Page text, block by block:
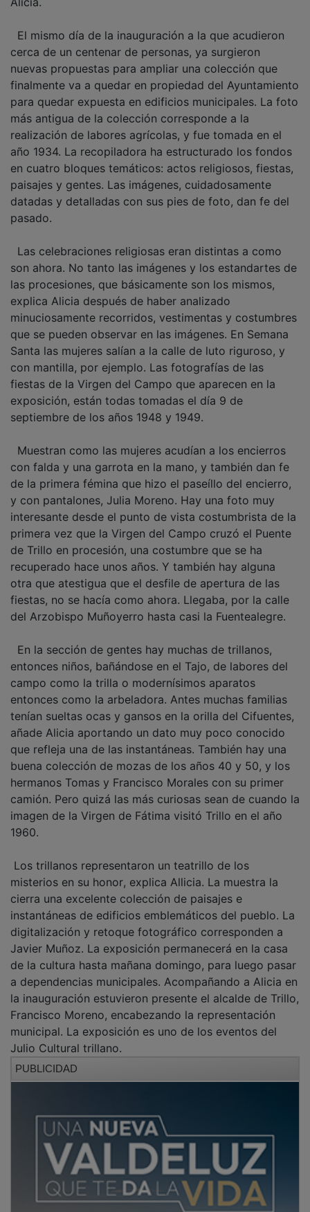
cerca de un centenar de personas, ya surgieron
nuevas propuestas para ampliar una colección que
finalmente va a quedar en propiedad del Ayuntamiento
para quedar expuesta en edificios municipales. La foto
más antigua de la colección corresponde a la
realización de labores agrícolas, y fue tomada en el
año 1934. La recopiladora ha estructurado los fondos
en cuatro bloques temáticos: actos religiosos, fiestas,
paisajes y gentes. Las imágenes, cuidadosamente
datadas y detalladas con sus pies de foto, dan fe del
pasado.
son ahora. No tanto las imágenes y los estandartes de
las procesiones, que básicamente son los mismos,
explica Alicia después de haber analizado
minuciosamente recorridos, vestimentas y costumbres
que se pueden observar en las imágenes. En Semana
Santa las mujeres salían a la calle de luto riguroso, y
con mantilla, por ejemplo. Las fotografías de las
fiestas de la Virgen del Campo que aparecen en la
exposición, están todas tomadas el día 9 de
septiembre de los años 1948 y 1949.
con falda y una garrota en la mano, y también dan fe
de la primera fémina que hizo el paseíllo del encierro,
y con pantalones, Julia Moreno. Hay una foto muy
interesante desde el punto de vista costumbrista de la
primera vez que la Virgen del Campo cruzó el Puente
de Trillo en procesión, una costumbre que se ha
recuperado hace unos años. Y también hay alguna
otra que atestigua que el desfile de apertura de las
fiestas, no se hacía como ahora. Llegaba, por la calle
del Arzobispo Muñoyerro hasta casi la Fuentealegre.
entonces niños, bañándose en el Tajo, de labores del
campo como la trilla o modernísimos aparatos
entonces como la arbeladora. Antes muchas familias
tenían sueltas ocas y gansos en la orilla del Cifuentes,
añade Alicia aportando un dato muy poco conocido
que refleja una de las instantáneas. También hay una
buena colección de mozas de los años 40 y 50, y los
hermanos Tomas y Francisco Morales con su primer
camión. Pero quizá las más curiosas sean de cuando la
imagen de la Virgen de Fátima visitó Trillo en el año
1960.
misterios en su honor, explica Allicia. La muestra la
cierra una excelente colección de paisajes e
instantáneas de edificios emblemáticos del pueblo. La
digitalización y retoque fotográfico corresponden a
Javier Muñoz. La exposición permanecerá en la casa
de la cultura hasta mañana domingo, para luego pasar
a dependencias municipales. Acompañando a Alicia en
la inauguración estuvieron presente el alcalde de Trillo,
Francisco Moreno, encabezando la representación
municipal. La exposición es uno de los eventos del
Julio Cultural trillano.